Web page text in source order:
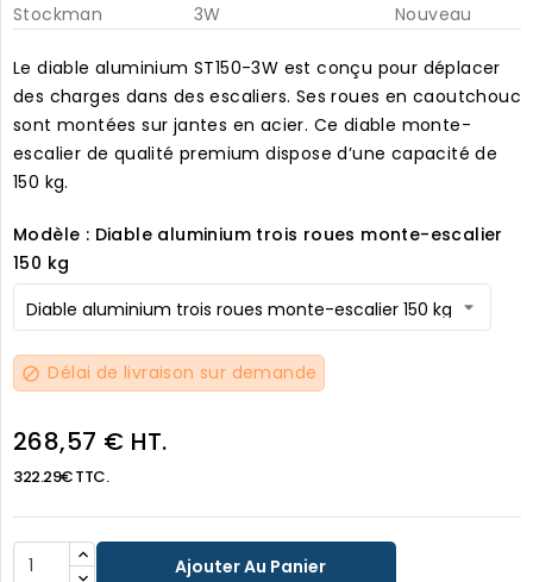
Stockman
3W
Nouveau
Le diable aluminium ST150-3W est conçu pour déplacer
des charges dans des escaliers. Ses roues en caoutchouc
sont montées sur jantes en acier. Ce diable monte-
escalier de qualité premium dispose d’une capacité de
150 kg.
Modèle : Diable aluminium trois roues monte-escalier
150 kg
block Délai de livraison sur demande
268,57 € HT.
322.29€ TTC.
Ajouter Au Panier